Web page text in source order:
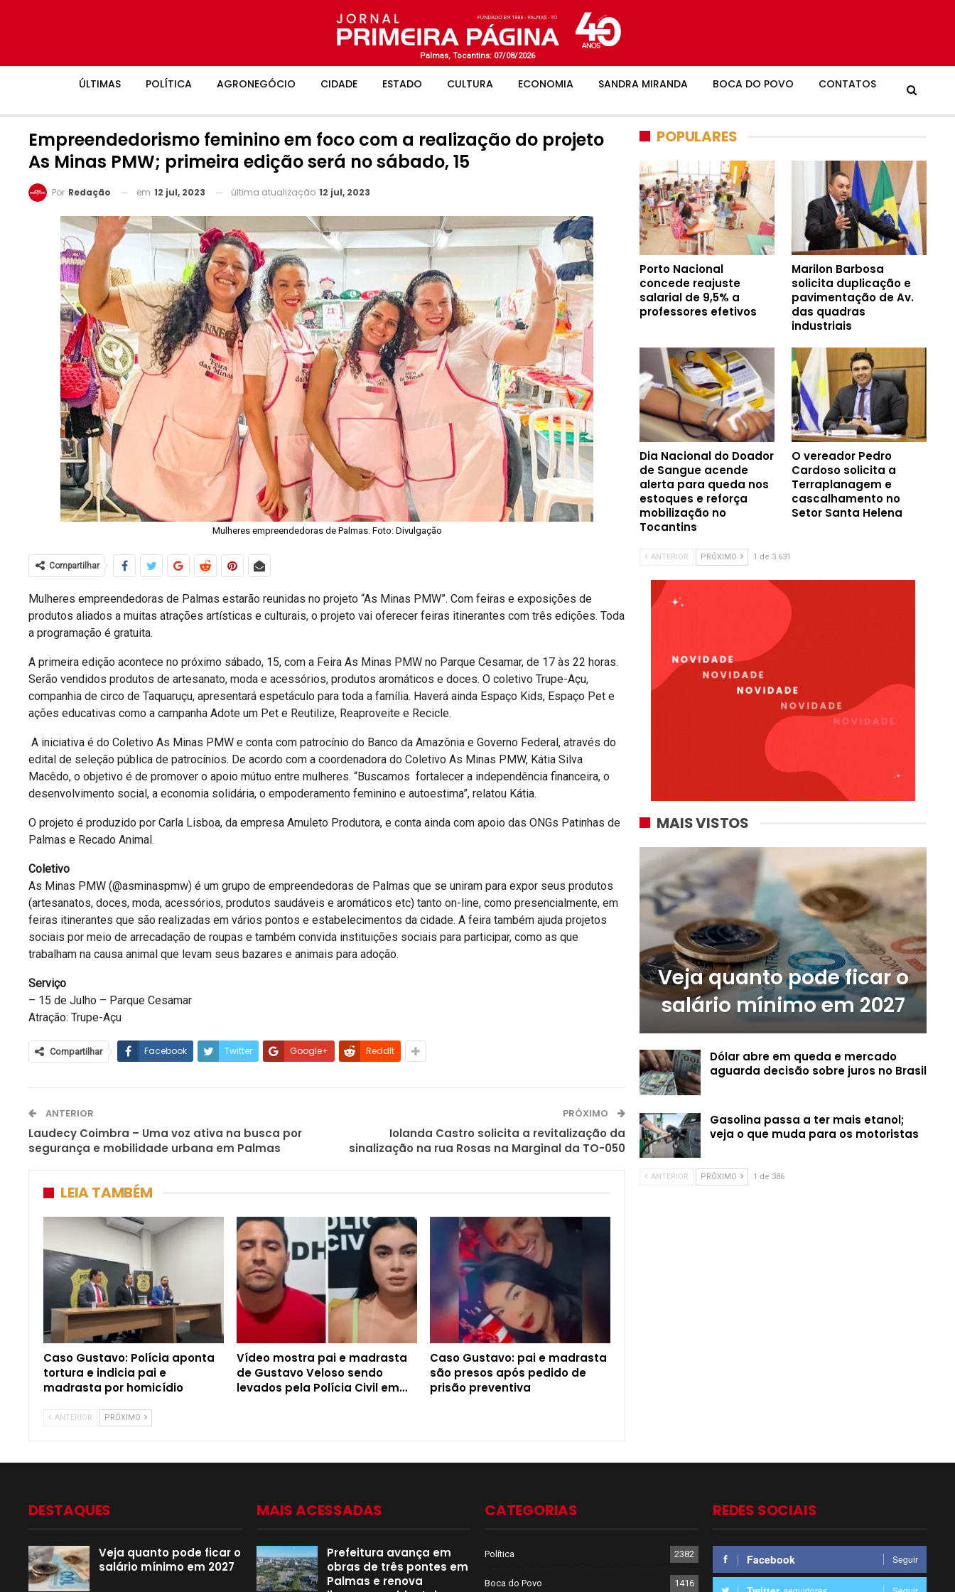
Palmas, Tocantins: 07/08/2026
ÚLTIMAS POLÍTICA AGRONEGÓCIO CIDADE ESTADO CULTURA ECONOMIA SANDRA MIRANDA BOCA DO POVO CONTATOS
Empreendedorismo feminino em foco com a realização do projeto
As Minas PMW; primeira edição será no sábado, 15
Por Redação em 12 jul, 2023 última atualização 12 jul, 2023
Mulheres empreendedoras de Palmas. Foto: Divulgação
Compartilhar
Mulheres empreendedoras de Palmas estarão reunidas no projeto “As Minas PMW”. Com feiras e exposições de
produtos aliados a muitas atrações artísticas e culturais, o projeto vai oferecer feiras itinerantes com três edições. Toda
a programação é gratuita.
A primeira edição acontece no próximo sábado, 15, com a Feira As Minas PMW no Parque Cesamar, de 17 às 22 horas.
Serão vendidos produtos de artesanato, moda e acessórios, produtos aromáticos e doces. O coletivo Trupe-Açu,
companhia de circo de Taquaruçu, apresentará espetáculo para toda a família. Haverá ainda Espaço Kids, Espaço Pet e
ações educativas como a campanha Adote um Pet e Reutilize, Reaproveite e Recicle.
A iniciativa é do Coletivo As Minas PMW e conta com patrocínio do Banco da Amazônia e Governo Federal, através do
edital de seleção pública de patrocínios. De acordo com a coordenadora do Coletivo As Minas PMW, Kátia Silva
Macêdo, o objetivo é de promover o apoio mútuo entre mulheres. “Buscamos fortalecer a independência financeira, o
desenvolvimento social, a economia solidária, o empoderamento feminino e autoestima”, relatou Kátia.
O projeto é produzido por Carla Lisboa, da empresa Amuleto Produtora, e conta ainda com apoio das ONGs Patinhas de
Palmas e Recado Animal.
Coletivo
As Minas PMW (@asminaspmw) é um grupo de empreendedoras de Palmas que se uniram para expor seus produtos
(artesanatos, doces, moda, acessórios, produtos saudáveis e aromáticos etc) tanto on-line, como presencialmente, em
feiras itinerantes que são realizadas em vários pontos e estabelecimentos da cidade. A feira também ajuda projetos
sociais por meio de arrecadação de roupas e também convida instituições sociais para participar, como as que
trabalham na causa animal que levam seus bazares e animais para adoção.
Serviço
– 15 de Julho – Parque Cesamar
Atração: Trupe-Açu
Compartilhar Facebook Twitter Google+ ReddIt
ANTERIOR
Laudecy Coimbra – Uma voz ativa na busca por
segurança e mobilidade urbana em Palmas
PRÓXIMO
Iolanda Castro solicita a revitalização da
sinalização na rua Rosas na Marginal da TO-050
LEIA TAMBÉM
Caso Gustavo: Polícia aponta
tortura e indicia pai e
madrasta por homicídio
Vídeo mostra pai e madrasta
de Gustavo Veloso sendo
levados pela Polícia Civil em…
Caso Gustavo: pai e madrasta
são presos após pedido de
prisão preventiva
ANTERIOR PRÓXIMO
POPULARES
Porto Nacional
concede reajuste
salarial de 9,5% a
professores efetivos
Marilon Barbosa
solicita duplicação e
pavimentação de Av.
das quadras
industriais
Dia Nacional do Doador
de Sangue acende
alerta para queda nos
estoques e reforça
mobilização no
Tocantins
O vereador Pedro
Cardoso solicita a
Terraplanagem e
cascalhamento no
Setor Santa Helena
ANTERIOR PRÓXIMO 1 de 3.631
MAIS VISTOS
Veja quanto pode ficar o
salário mínimo em 2027
Dólar abre em queda e mercado
aguarda decisão sobre juros no Brasil
Gasolina passa a ter mais etanol;
veja o que muda para os motoristas
ANTERIOR PRÓXIMO 1 de 386
DESTAQUES
Veja quanto pode ficar o
salário mínimo em 2027
MAIS ACESSADAS
Prefeitura avança em
obras de três pontes em
Palmas e renova
CATEGORIAS
Política 2382
Boca do Povo 1416
REDES SOCIAIS
Facebook Seguir